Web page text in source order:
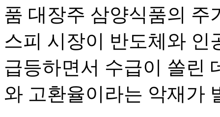
품 대장주 삼양식품의 주
스피 시장이 반도체와
급등하면서 수급이 쏠린
와 고환율이라는 악재가